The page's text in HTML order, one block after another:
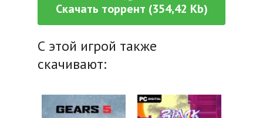
Скачать торрент (354,42 Kb)
С этой игрой также
скачивают: